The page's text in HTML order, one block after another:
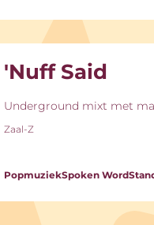
'Nuff Said
Underground mixt met
Zaal-Z
PopmuziekSpoken Word